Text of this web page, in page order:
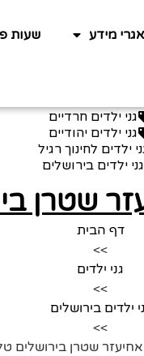
מידע שעות
גני ילדים חרדיים
גני ילדים יהודיים
ילדים לחינוך רגיל
גני ילדים בירושלים
שטרן
דף הבית
>>
גני ילדים
>>
ילדים בירושלים
>>
אחיעזר שטרן בירושלים